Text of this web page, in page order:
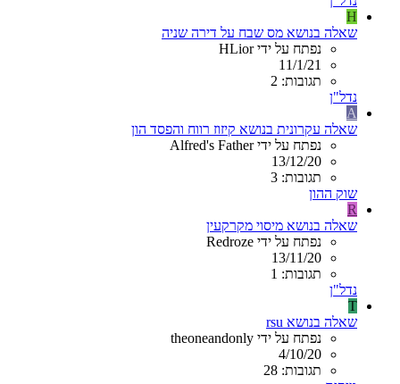
H
שאלה בנושא מס שבח על דירה שניה
נפתח על ידי HLior
11/1/21
תגובות: 2
נדל"ן
A
שאלה עקרונית בנושא קיזוז רווח והפסד הון
נפתח על ידי Alfred's Father
13/12/20
תגובות: 3
שוק ההון
R
שאלה בנושא מיסוי מקרקעין
נפתח על ידי Redroze
13/11/20
תגובות: 1
נדל"ן
T
שאלה בנושא rsu
נפתח על ידי theoneandonly
4/10/20
תגובות: 28